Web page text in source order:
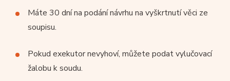
Máte 30 dní na podání návrhu na vyškrtnutí věci ze
soupisu.
Pokud exekutor nevyhoví, můžete podat vylučovací
žalobu k soudu.